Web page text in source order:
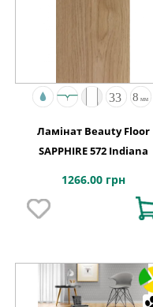
Ламінат Beauty Floor
SAPPHIRE 572 Indiana
1266.00 грн